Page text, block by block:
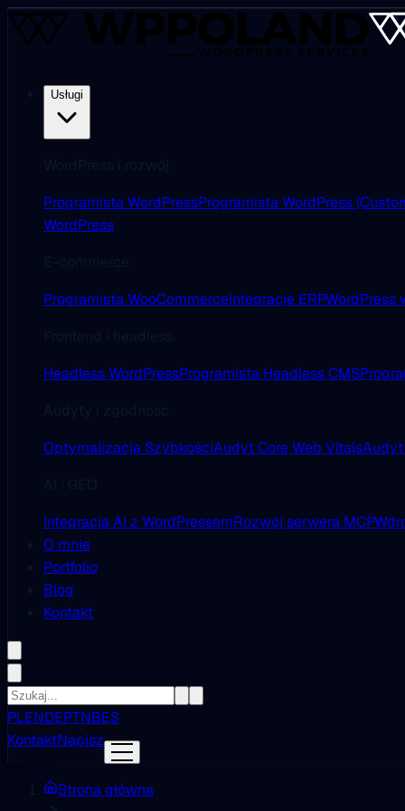
Usługi
Programista WordPressProgramista WordPress
WordPress
Programista WooCommerceIntegracje ERPWordPress
Headless WordPressProgramista Headless CMS
Optymalizacja SzybkościAudyt Core Web Vitals
Integracja AI z WordPressemRozwój serwera MCP
O mnie
Portfolio
Blog
Kontakt
PLENDEPTNBES
KontaktNapisz
Strona główna